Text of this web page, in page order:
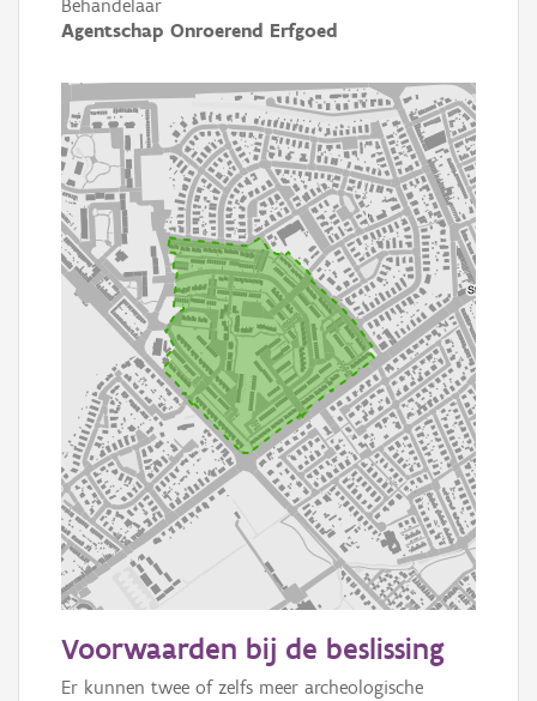
Behandelaar
Agentschap Onroerend Erfgoed
Informatie Vlaanderen
Voorwaarden bij de beslissing
Er kunnen twee of zelfs meer archeologische